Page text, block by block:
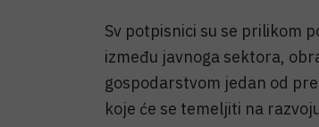
Sv potpisnici su se prilikom
između javnoga sektora,
gospodarstvom jedan od
koje će se temeljiti na